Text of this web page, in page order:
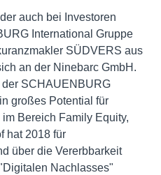
auch bei Investoren
International Gruppe
SÜDVERS aus
an der Ninebarc GmbH.
SCHAUENBURG
großes Potential für
Bereich Family Equity,
hat 2018 für
über die Vererbbarkeit
Nachlasses"